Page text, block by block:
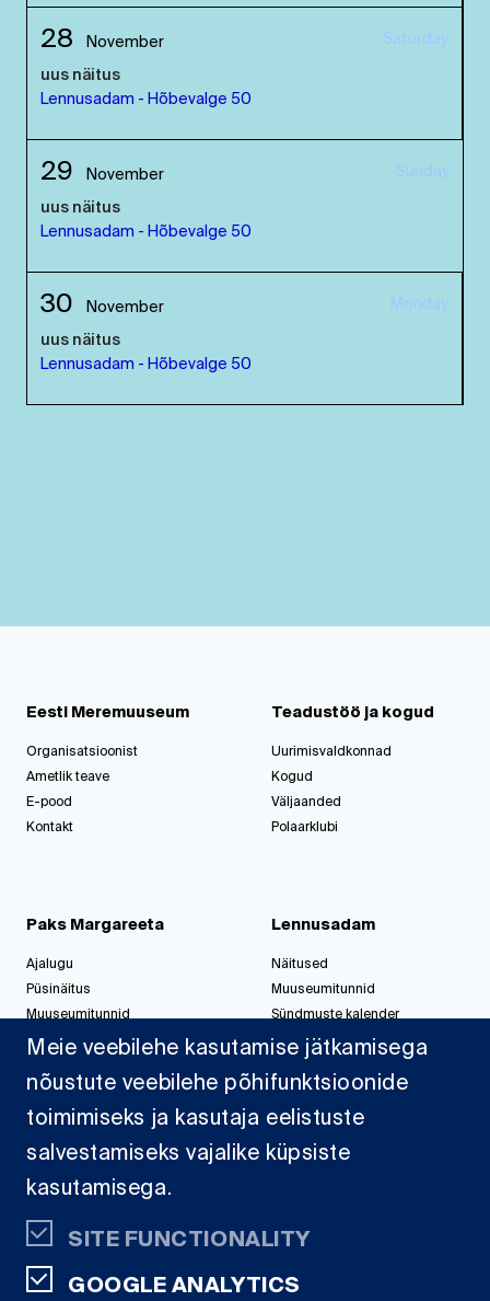
28 November Saturday
uus näitus
Lennusadam - Hõbevalge 50
29 November Sunday
uus näitus
Lennusadam - Hõbevalge 50
30 November Monday
uus näitus
Lennusadam - Hõbevalge 50
Eesti Meremuuseum
Organisatsioonist
Ametlik teave
E-pood
Kontakt
Teadustöö ja kogud
Uurimisvaldkonnad
Kogud
Väljaanded
Polaarklubi
Paks Margareeta
Ajalugu
Püsinäitus
Muuseumitunnid
Korralda üritus
Lennusadam
Näitused
Muuseumitunnid
Sündmuste kalender
Korralda üritus
Sadamast
Dokumendid
Meie veebilehe kasutamise jätkamisega
nõustute veebilehe põhifunktsioonide
toimimiseks ja kasutaja eelistuste
salvestamiseks vajalike küpsiste
kasutamisega.
SITE FUNCTIONALITY
GOOGLE ANALYTICS